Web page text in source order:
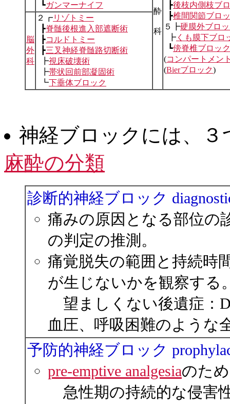
┗ガンマーナイフ
酔
科
┣後枝内側枝ブ
┣椎間関節ブロ
５┣硬膜外ブロ
┣ くも膜下ブロ
┗傍脊椎ブロック
(コンパートメン
(Bierブロック)
脳
外
科
２┏リゾトミー
┣脊髄後根進入部遮断術
┣コルドトミー
┣三叉神経脊髄路切断術
┣視床破壊術
┣帯状回前部凝固術
┗下垂体ブロック
神経ブロックには、
麻酔の分類
診断的神経ブロック
痛みの原因となる部位の
の判定の推測。
痛覚脱失の範囲と持続時
が生じないかを観察する
望ましくない後遺症：
血圧、呼吸困難のような
予防的神経ブロック
pre-emptive analgesiaのた
急性期の持続的な侵害